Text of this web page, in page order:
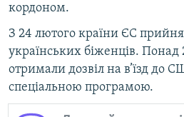
кордоном.
З 24 лютого країни ЄС
українських біженців. Понад
отримали дозвіл на в’їзд до
спеціальною програмою.